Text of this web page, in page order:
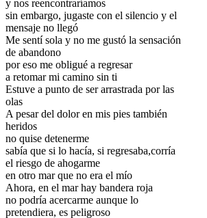
y nos reencontraríamos
sin embargo, jugaste con el silencio y el
mensaje no llegó
Me sentí sola y no me gustó la sensación
de abandono
por eso me obligué a regresar
a retomar mi camino sin ti
Estuve a punto de ser arrastrada por las
olas
A pesar del dolor en mis pies también
heridos
no quise detenerme
sabía que si lo hacía, si regresaba,corría
el riesgo de ahogarme
en otro mar que no era el mío
Ahora, en el mar hay bandera roja
no podría acercarme aunque lo
pretendiera, es peligroso